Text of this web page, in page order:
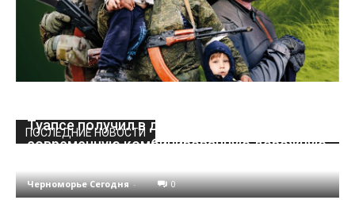
ПОСЛЕДНИЕ НОВОСТИ
Туапсе получил в дар от ТМТП новую
современную комбинированную дорожную
Черноморье Сегодня - 0